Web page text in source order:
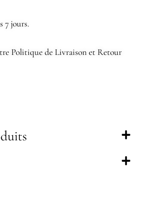
7 jours.
Politique de Livraison et Retour